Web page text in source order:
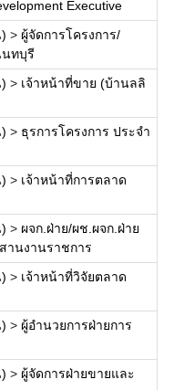
Executive
> ผู้จัดการโครงการ/
นทบุรี
> เจ้าหน้าที่ขาย (บ้านลลิ
> ธุรการโครงการ ประจำ
> เจ้าหน้าที่การตลาด
> ผจก.ฝ่าย/ผช.ผจก.ฝ่าย
านงานราชการ
> เจ้าหน้าที่วิจัยตลาด
> ผู้อำนวยการฝ่ายการ
> ผู้จัดการฝ่ายขายและ